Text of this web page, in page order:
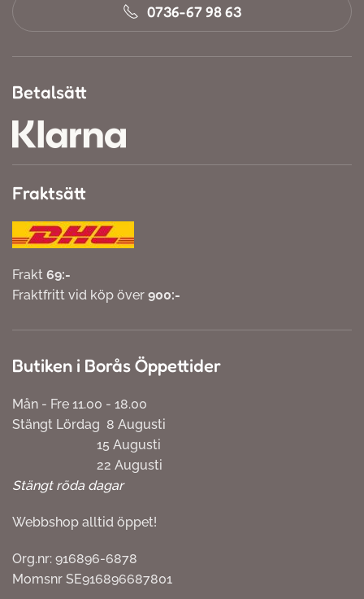
0736-67 98 63
Betalsätt
Fraktsätt
Frakt 69:-
Fraktfritt vid köp över 900:-
Butiken i Borås Öppettider
Mån - Fre 11.00 - 18.00
Stängt Lördag 8 Augusti
15 Augusti
22 Augusti
Stängt röda dagar
Webbshop alltid öppet!
Org.nr: 916896-6878
Momsnr SE916896687801